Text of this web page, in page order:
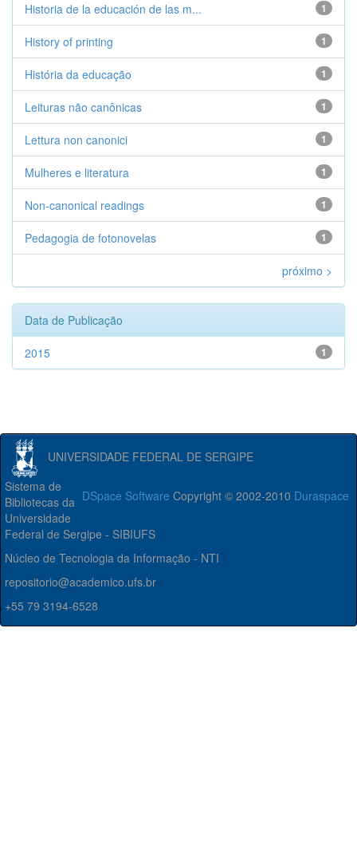
1
Historia de la educación de las m...
1
History of printing
1
História da educação
1
Leituras não canônicas
1
Lettura non canonici
1
Mulheres e literatura
1
Non-canonical readings
1
Pedagogia de fotonovelas
próximo >
Data de Publicação
1
2015
UNIVERSIDADE FEDERAL DE SERGIPE
DSpace Software Copyright © 2002-2010 Duraspace
Sistema de
Bibliotecas da
Universidade
Federal de Sergipe - SIBIUFS
Núcleo de Tecnologia da Informação - NTI
repositorio@academico.ufs.br
+55 79 3194-6528